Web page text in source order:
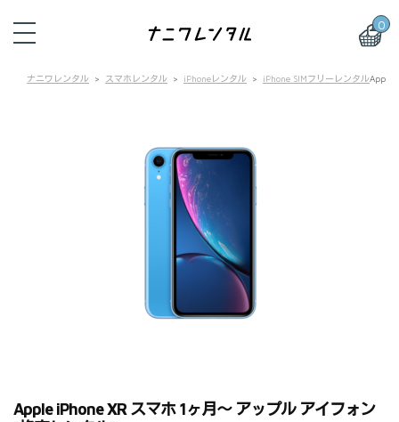
0
ナニワレンタル スマホレンタル iPhoneレンタル iPhone SIMフリーレンタルApple
Apple iPhone XR スマホ 1ヶ月～ アップル アイフォン